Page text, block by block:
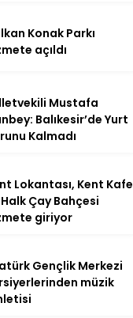
Konak Parkı
açıldı
Mustafa
Balıkesir’de Yurt
Kalmadı
Lokantası, Kent Kafe
Çay Bahçesi
giriyor
Gençlik Merkezi
müzik